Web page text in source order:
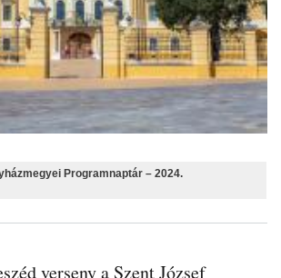
Programnaptár – 2024.
verseny a Szent József